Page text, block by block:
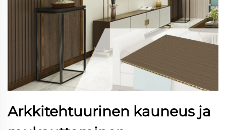
Arkkitehtuurinen kauneus ja